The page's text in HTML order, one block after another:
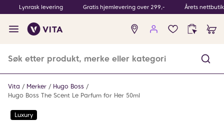
Lynrask levering Gratis hjemlevering over 299,- Årets
Ingen
produkter
Vita Merker
Hugo Boss
Hugo Boss The Scent Le Parfum for Her 50ml
Luxury